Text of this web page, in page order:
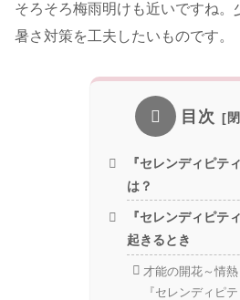
そろそろ梅雨明けも近いですね。
暑さ対策を工夫したいものです。
目次
『セレンディピテ
は？
『セレンディピテ
起きるとき
才能の開花～情熱
『セレンディピテ